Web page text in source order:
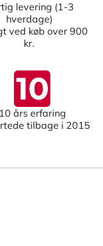
levering (1-3
hverdage)
ved køb over 900
kr.
10 års erfaring
tilbage i 2015